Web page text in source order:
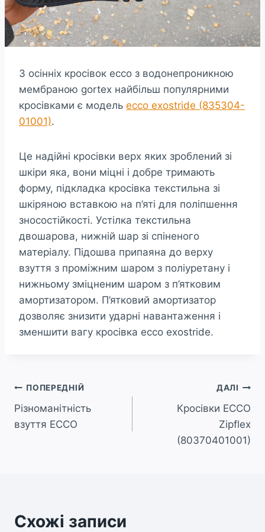
З осінніх кросівок ecco з водонепроникною
мембраною gortex найбільш популярними
кросівками є модель ecco exostride (835304-
01001).
Це надійні кросівки верх яких зроблений зі
шкіри яка, вони міцні і добре тримають
форму, підкладка кросівка текстильна зі
шкіряною вставкою на п’яті для поліпшення
зносостійкості. Устілка текстильна
двошарова, нижній шар зі спіненого
матеріалу. Підошва припаяна до верху
взуття з проміжним шаром з поліуретану і
нижньому зміцненим шаром з п’ятковим
амортизатором. П’ятковий амортизатор
дозволяє знизити ударні навантаження і
зменшити вагу кросівка ecco exostride.
Навігація
записів
ПОПЕРЕДНІЙ
Різноманітність
взуття ECCO
ДАЛІ
Кросівки ECCO
Zipflex
(80370401001)
Схожі записи